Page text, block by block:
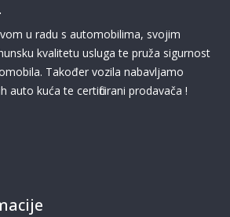
u radu s automobilima, svojim
kvalitetu usluga te pruža sigurnost
Također vozila nabavljamo
auto kuća te certificirani prodavača !